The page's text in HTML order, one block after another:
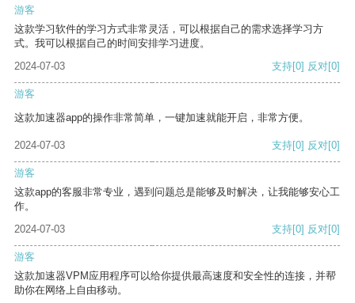
游客
这款学习软件的学习方式非常灵活，可以根据自己的需求选择学习方
式。我可以根据自己的时间安排学习进度。
2024-07-03
支持[0] 反对[0]
游客
这款加速器app的操作非常简单，一键加速就能开启，非常方便。
2024-07-03 支持[0] 反对[0]
游客
这款app的客服非常专业，遇到问题总是能够及时解决，让我能够安心工
作。
2024-07-03
支持[0] 反对[0]
游客
这款加速器VPM应用程序可以给你提供最高速度和安全性的连接，并帮
助你在网络上自由移动。